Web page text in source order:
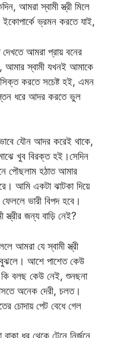
আমরা স্বামী স্ত্রী মিলে
ভ্রমন করতে যাই,
আমরা প্রায় বনের
আমার স্বামী যখনই আমাকে
করতে সচেষ্ট হই, এমন
ধরে আদর করতে ভুল
যৌন আদর করেই থাকে,
খুব বিরক্ত হই।সেদিন
পৌছলাম হঠাত আমার
আমি একটা ঝাটকা দিয়ে
ভারী বিপদ হবে।
স্ত্রীর জন্য বাড়ি নেই?
আমরা যে স্বামী স্ত্রী
বুঝলে। আশে পাশেত কেউ
বলছ কেউ নেই, শুনছনা
অনেক দেরী, চলত।
পেট বেধে গেল
ধুর থেকে টেনে নির্জনে